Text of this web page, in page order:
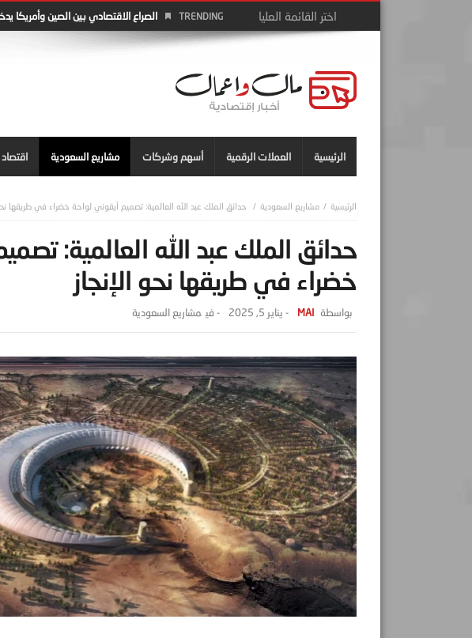
TRENDING الصراع الاقتصادي بين الصين وأمريكا
الرئيسية العملات الرقمية أسهم وشركات مشاريع السعودية اقتصاد
مشاريع السعودية حدائق الملك عبد الله العالمية: تصميم أيقوني لواحة خضراء في طريقها نحو
حدائق الملك عبد الله العالمية:
خضراء في طريقها نحو الإنجاز
MAI
- يناير 5, 2025 - ‎في مشاريع السعودية